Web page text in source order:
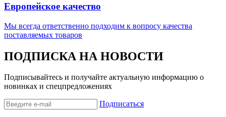
Европейское качество
Мы всегда ответственно подходим к вопросу качества
поставляемых товаров
ПОДПИСКА НА НОВОСТИ
Подписывайтесь и получайте актуальную информацию о
новинках и спецпредложениях
Подписаться